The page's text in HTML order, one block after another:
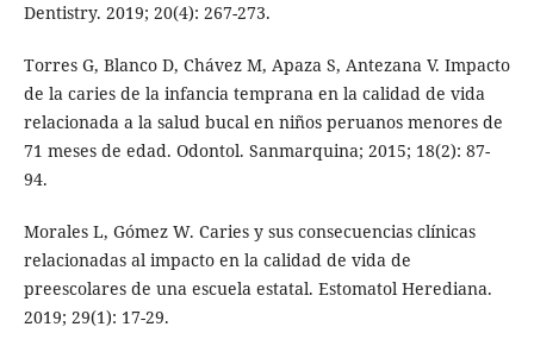
Dentistry. 2019; 20(4): 267-273.
Torres G, Blanco D, Chávez M, Apaza S, Antezana V. Impacto
de la caries de la infancia temprana en la calidad de vida
relacionada a la salud bucal en niños peruanos menores de
71 meses de edad. Odontol. Sanmarquina; 2015; 18(2): 87-
94.
Morales L, Gómez W. Caries y sus consecuencias clínicas
relacionadas al impacto en la calidad de vida de
preescolares de una escuela estatal. Estomatol Herediana.
2019; 29(1): 17-29.